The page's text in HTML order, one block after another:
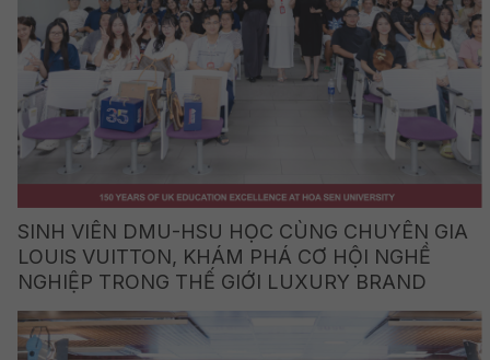
SINH VIÊN DMU-HSU HỌC CÙNG CHUYÊN GIA
LOUIS VUITTON, KHÁM PHÁ CƠ HỘI NGHỀ
NGHIỆP TRONG THẾ GIỚI LUXURY BRAND